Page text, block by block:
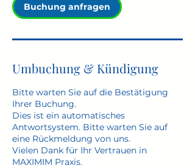
Buchung anfragen
Umbuchung & Kündigung
Bitte warten Sie auf die Bestätigung
Ihrer Buchung.
Dies ist ein automatisches
Antwortsystem. Bitte warten Sie auf
eine Rückmeldung von uns.
Vielen Dank für Ihr Vertrauen in
MAXIMIM Praxis.